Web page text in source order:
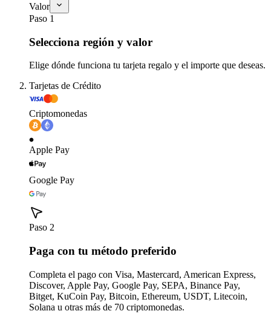
Valor
Paso 1
Selecciona región y valor
Elige dónde funciona tu tarjeta regalo y el importe que deseas.
Tarjetas de Crédito
Criptomonedas
Apple Pay
Google Pay
Paso 2
Paga con tu método preferido
Completa el pago con Visa, Mastercard, American Express,
Discover, Apple Pay, Google Pay, SEPA, Binance Pay,
Bitget, KuCoin Pay, Bitcoin, Ethereum, USDT, Litecoin,
Solana u otras más de 70 criptomonedas.